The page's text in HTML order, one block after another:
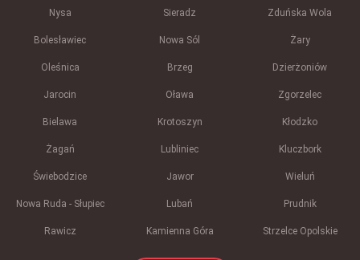
Nysa Sieradz Zduńska Wola
Bolesławiec Nowa Sól Żary
Oleśnica Brzeg Dzierżoniów
Jarocin Oława Zgorzelec
Bielawa Krotoszyn Kłodzko
Żagań Lubliniec Kluczbork
Świebodzice Jawor Wieluń
Nowa Ruda - Słupiec Lubań Prudnik
Rawicz Kamienna Góra Strzelce Opolskie